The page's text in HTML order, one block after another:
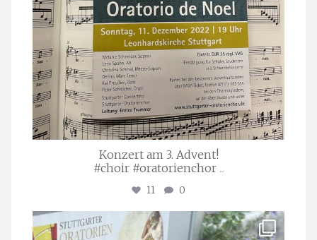
Konzert am 3. Advent!
#choir #oratorienchor ...
11 0
stuttgarter_oratorienchor
Juli 23